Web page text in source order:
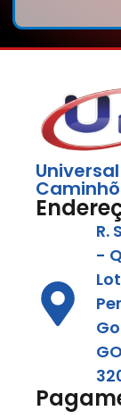
R.
-